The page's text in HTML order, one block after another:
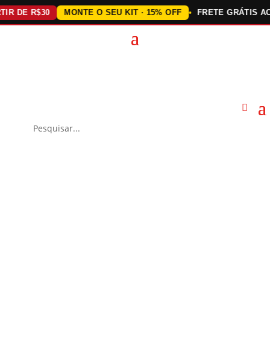
R$30 MONTE O SEU KIT · 15% OFF FRETE GRÁTIS